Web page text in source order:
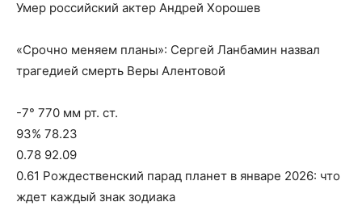
Умер российский актер Андрей Хорошев
«Срочно меняем планы»: Сергей Ланбамин назвал
трагедией смерть Веры Алентовой
-7° 770 мм рт. ст.
93% 78.23
0.78 92.09
0.61 Рождественский парад планет в январе 2026: что
ждет каждый знак зодиака